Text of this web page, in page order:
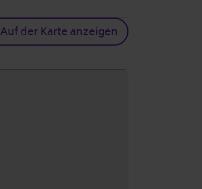
Auf der Karte anzeigen